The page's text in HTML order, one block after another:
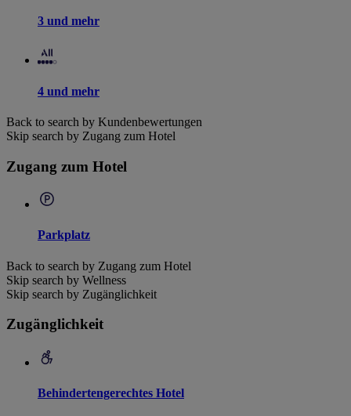
3 und mehr
4 und mehr
Back to search by Kundenbewertungen
Skip search by Zugang zum Hotel
Zugang zum Hotel
Parkplatz
Back to search by Zugang zum Hotel
Skip search by Wellness
Skip search by Zugänglichkeit
Zugänglichkeit
Behindertengerechtes Hotel